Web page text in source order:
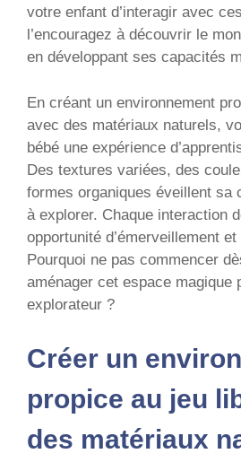
votre enfant d’interagir avec
l’encouragez à découvrir le
en développant ses capacités
En créant un environnement
avec des matériaux naturels,
bébé une expérience
Des textures variées, des
formes organiques éveillent sa
à explorer. Chaque interaction
opportunité d’émerveillement et
Pourquoi ne pas commencer
aménager cet espace magique
explorateur ?
Créer un
propice au jeu
des matériaux